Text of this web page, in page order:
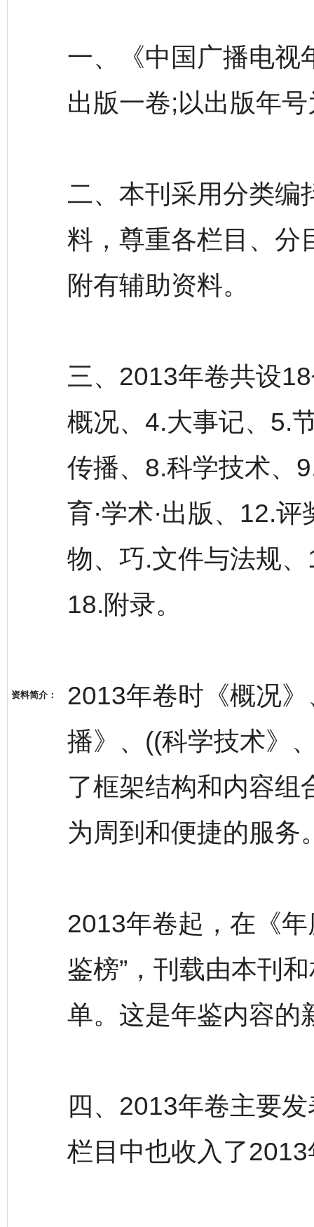
资料简介：
一、《中国广播电视
出版一卷;以出版年
二、本刊采用分类编
料，尊重各栏目、分
附有辅助资料。
三、2013年卷共设
概况、4.大事记、5.
传播、8.科学技术、
育·学术·出版、12.
物、巧.文件与法规
18.附录。
2013年卷时《概况
播》、((科学技术》
了框架结构和内容组
为周到和便捷的服务
2013年卷起，在《
鉴榜”，刊载由本刊
单。这是年鉴内容的
四、2013年卷主要
栏目中也收入了